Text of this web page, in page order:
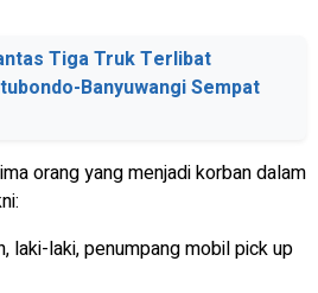
Tiga Truk Terlibat
Banyuwangi Sempat
orang yang menjadi korban dalam
laki-laki, penumpang mobil pick up